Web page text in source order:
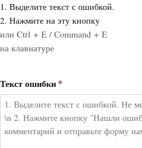
1. Выделите текст с ошибкой.
2. Нажмите на эту кнопку
или Ctrl + E / Command + E
на клавиатуре
Текст ошибки*